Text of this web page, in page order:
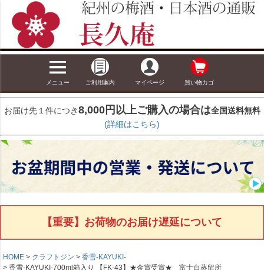
メニュー ご利用案内 マイページ 買い物カゴ
お届け先１件につき8,000円以上ご購入の場合は全国送料無料
(詳細はこちら)
【重要】お荷物のお届け遅延について
HOME クラフトジン
香雪-KAYUKI-
香雪-KAYUKI-700ml箱入り 【FK-43】★金賞受賞★ 富士白蒸留所